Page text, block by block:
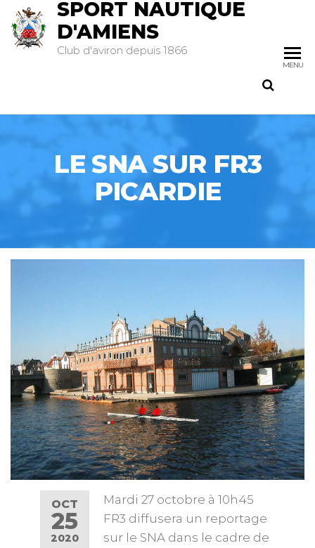
SPORT NAUTIQUE
D'AMIENS
Club d'aviron depuis 1866
MENU
LE SNA SUR FR3
PICARDIE
OCT
25
2020
Mardi 27 octobre à 10h45
FR3 diffusera un reportage
sur le SNA dans le cadre de